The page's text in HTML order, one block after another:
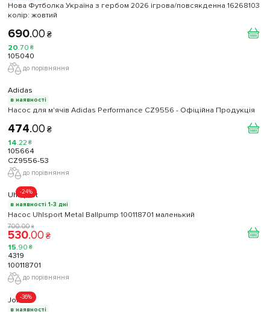
Нова Футболка Україна з гербом 2026 ігрова/повсякденна 16268103
колiр: жовтий
690.00 ₴
20.70 ₴
105040
до порівняння
Adidas
в наявності
Насос для м'ячів Adidas Performance CZ9556 - Офіційна Продукція
474.00 ₴
14.22 ₴
105664
CZ9556-53
до порівняння
-24%
Uhlsport
в наявності 1-3 дні
Насос Uhlsport Metal Ballpump 100118701 маленький
700.00 ₴
530.00 ₴
15.90 ₴
4319
100118701
до порівняння
-36%
Joma
в наявності